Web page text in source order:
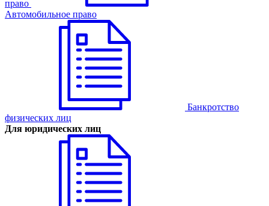
право
Автомобильное право
Банкротство
физических лиц
Для юридических лиц